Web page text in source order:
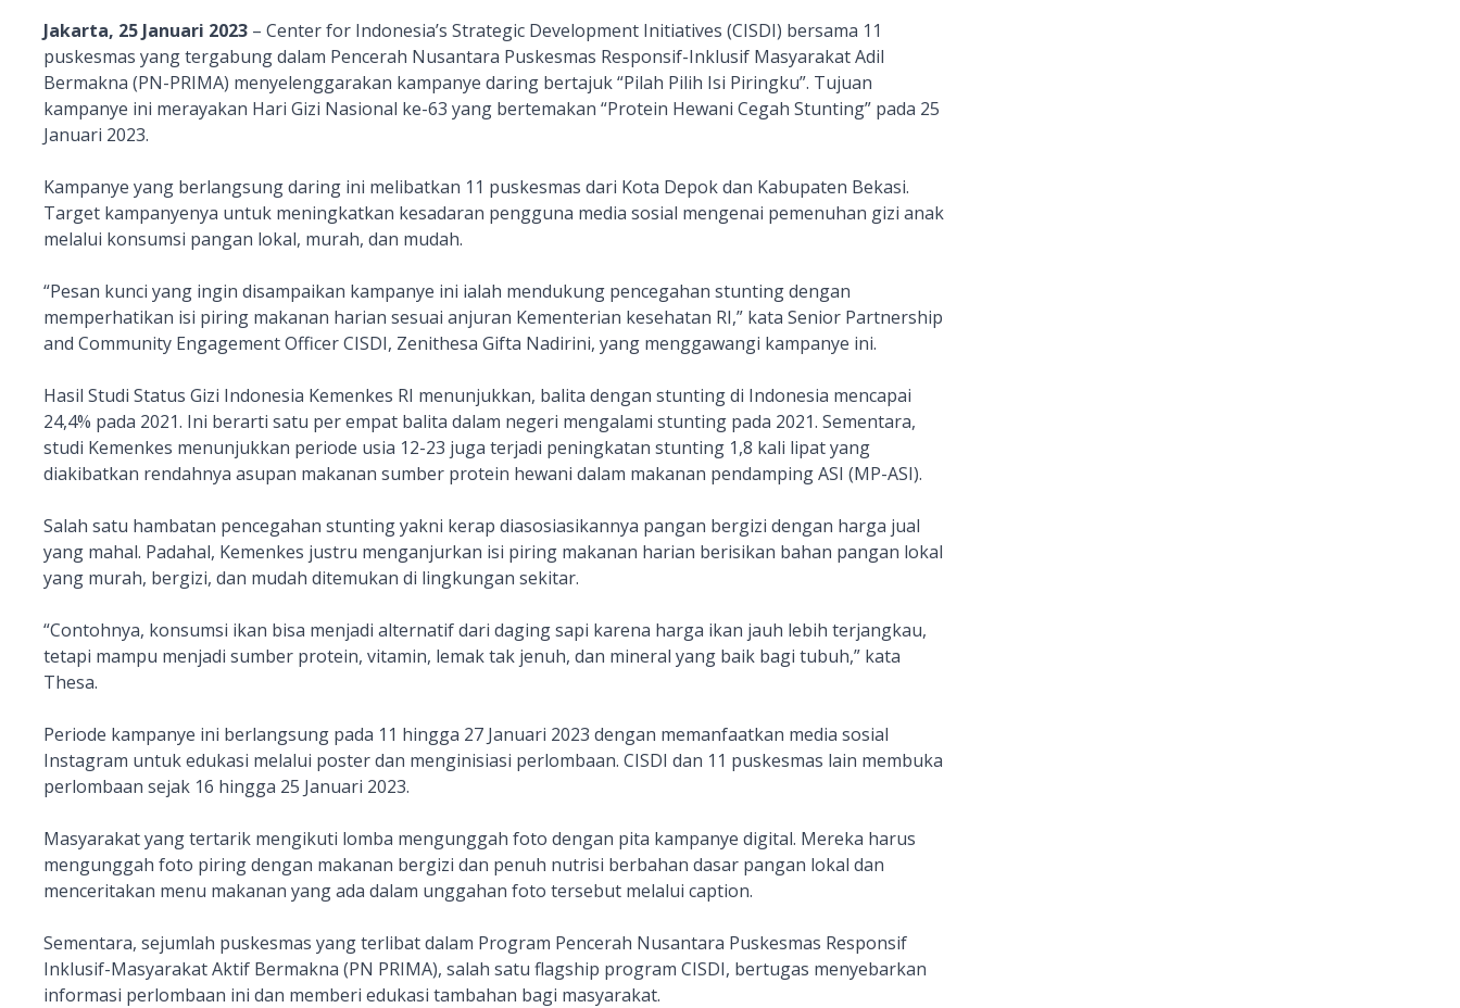
Jakarta, 25 Januari 2023 – Center for Indonesia’s Strategic Development Initiatives (CISDI) bersama 11
puskesmas yang tergabung dalam Pencerah Nusantara Puskesmas Responsif-Inklusif Masyarakat Adil
Bermakna (PN-PRIMA) menyelenggarakan kampanye daring bertajuk “Pilah Pilih Isi Piringku”. Tujuan
kampanye ini merayakan Hari Gizi Nasional ke-63 yang bertemakan “Protein Hewani Cegah Stunting” pada 25
Januari 2023.
Kampanye yang berlangsung daring ini melibatkan 11 puskesmas dari Kota Depok dan Kabupaten Bekasi.
Target kampanyenya untuk meningkatkan kesadaran pengguna media sosial mengenai pemenuhan gizi anak
melalui konsumsi pangan lokal, murah, dan mudah.
“Pesan kunci yang ingin disampaikan kampanye ini ialah mendukung pencegahan stunting dengan
memperhatikan isi piring makanan harian sesuai anjuran Kementerian kesehatan RI,” kata Senior Partnership
and Community Engagement Officer CISDI, Zenithesa Gifta Nadirini, yang menggawangi kampanye ini.
Hasil Studi Status Gizi Indonesia Kemenkes RI menunjukkan, balita dengan stunting di Indonesia mencapai
24,4% pada 2021. Ini berarti satu per empat balita dalam negeri mengalami stunting pada 2021. Sementara,
studi Kemenkes menunjukkan periode usia 12-23 juga terjadi peningkatan stunting 1,8 kali lipat yang
diakibatkan rendahnya asupan makanan sumber protein hewani dalam makanan pendamping ASI (MP-ASI).
Salah satu hambatan pencegahan stunting yakni kerap diasosiasikannya pangan bergizi dengan harga jual
yang mahal. Padahal, Kemenkes justru menganjurkan isi piring makanan harian berisikan bahan pangan lokal
yang murah, bergizi, dan mudah ditemukan di lingkungan sekitar.
“Contohnya, konsumsi ikan bisa menjadi alternatif dari daging sapi karena harga ikan jauh lebih terjangkau,
tetapi mampu menjadi sumber protein, vitamin, lemak tak jenuh, dan mineral yang baik bagi tubuh,” kata
Thesa.
Periode kampanye ini berlangsung pada 11 hingga 27 Januari 2023 dengan memanfaatkan media sosial
Instagram untuk edukasi melalui poster dan menginisiasi perlombaan. CISDI dan 11 puskesmas lain membuka
perlombaan sejak 16 hingga 25 Januari 2023.
Masyarakat yang tertarik mengikuti lomba mengunggah foto dengan pita kampanye digital. Mereka harus
mengunggah foto piring dengan makanan bergizi dan penuh nutrisi berbahan dasar pangan lokal dan
menceritakan menu makanan yang ada dalam unggahan foto tersebut melalui caption.
Sementara, sejumlah puskesmas yang terlibat dalam Program Pencerah Nusantara Puskesmas Responsif
Inklusif-Masyarakat Aktif Bermakna (PN PRIMA), salah satu flagship program CISDI, bertugas menyebarkan
informasi perlombaan ini dan memberi edukasi tambahan bagi masyarakat.